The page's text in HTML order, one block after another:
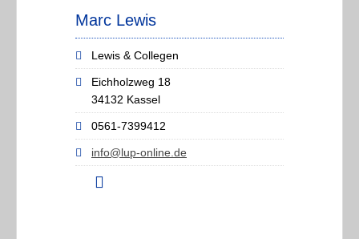
Marc Lewis
Lewis & Collegen
Eichholzweg 18
34132 Kassel
0561-7399412
info@lup-online.de